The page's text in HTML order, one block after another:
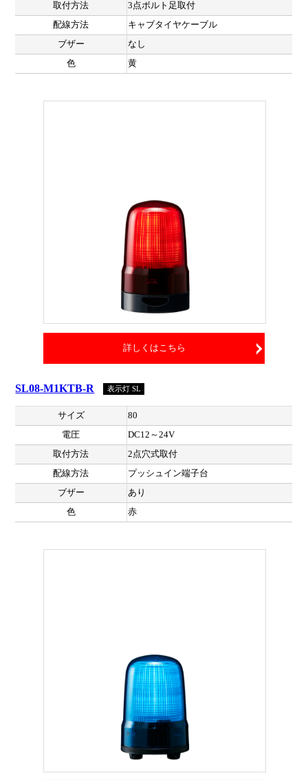
取付方法
3点ボルト足取付
配線方法
キャブタイヤケーブル
ブザー
なし
色
黄
詳しくはこちら
SL08-M1KTB-R 表示灯 SL
サイズ
80
電圧
DC12～24V
取付方法
2点穴式取付
配線方法
プッシュイン端子台
ブザー
あり
色
赤